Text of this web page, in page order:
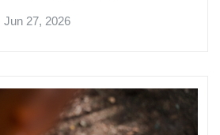
Jun 27, 2026